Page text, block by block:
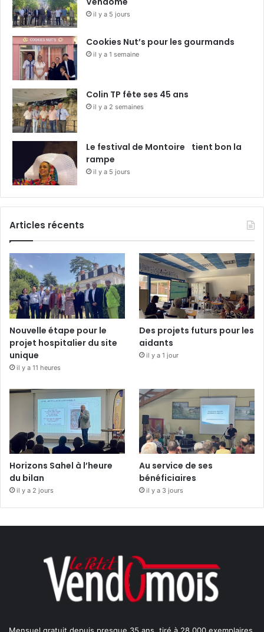
il y a 5 jours
Cookies Nut’s pour les gourmands
il y a 1 semaine
Colin TP fête ses 45 ans
il y a 2 semaines
Le festival de Montoire tient bon la
rampe
il y a 5 jours
Articles récents
Nouvelle étape pour le
projet hospitalier du site
unique
il y a 11 heures
Des projets futurs pour les
aidants
il y a 1 jour
Horizons Sahel à l’heure
du bilan
il y a 2 jours
Au service de ses
bénéficiaires
il y a 3 jours